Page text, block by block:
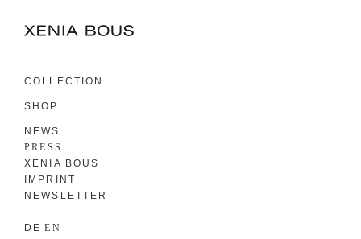
COLLECTION
SHOP
NEWS
PRESS
XENIA BOUS
IMPRINT
NEWSLETTER
DE EN